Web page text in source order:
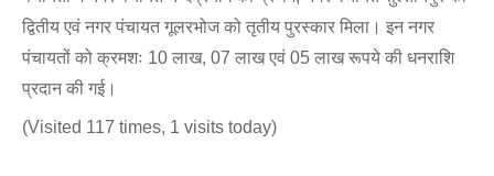
द्वितीय एवं नगर पंचायत गूलरभोज को तृतीय पुरस्कार मिला। इन नगर
पंचायतों को क्रमशः 10 लाख, 07 लाख एवं 05 लाख रूपये की धनराशि
प्रदान की गई।
(Visited 117 times, 1 visits today)